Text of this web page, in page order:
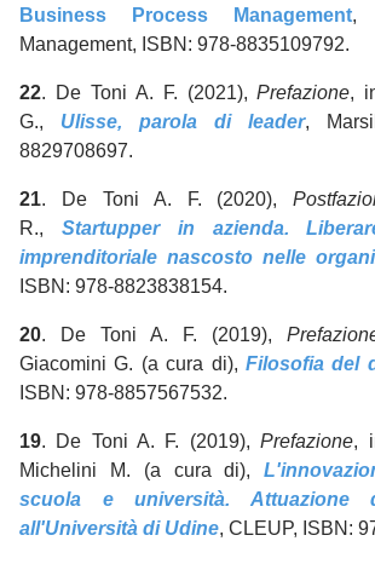
Business Process Management,
Management, ISBN: 978-8835109792.
22. De Toni A. F. (2021),Prefazione,
G., Ulisse, parola di leader,
8829708697.
21. De Toni A. F. (2020),
R., Startupper in azienda.
imprenditoriale nascosto nelle
ISBN: 978-8823838154.
20. De Toni A. F. (2019),
Giacomini G. (a cura di), Filosofia del
ISBN: 978-8857567532.
19. De Toni A. F. (2019),Prefazione,
Michelini M. (a cura di),
scuola e università. Attuazione
all'Università di Udine, CLEUP, ISBN: